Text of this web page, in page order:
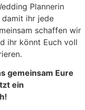
Plannerin
damit ihr jede
schaffen wir
ihr könnt Euch voll
gemeinsam Eure
ein